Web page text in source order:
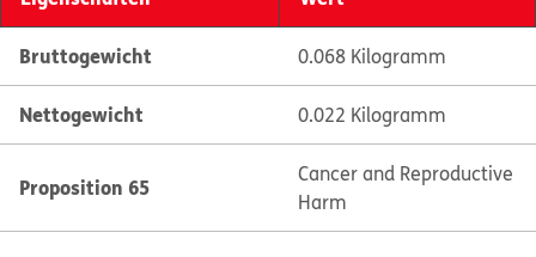
Bruttogewicht 0.068 Kilogramm
Nettogewicht 0.022 Kilogramm
Proposition 65
Cancer and Reproductive
Harm